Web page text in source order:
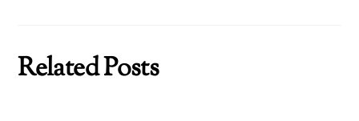
Related Posts